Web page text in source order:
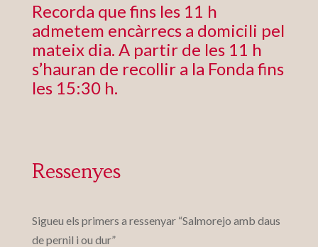
Recorda que fins les 11 h
admetem encàrrecs a domicili pel
mateix dia. A partir de les 11 h
s’hauran de recollir a la Fonda fins
les 15:30 h.
Ressenyes
Sigueu els primers a ressenyar “Salmorejo amb daus
de pernil i ou dur”